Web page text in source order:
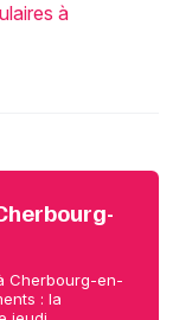
à
Cherbourg-en-
: la